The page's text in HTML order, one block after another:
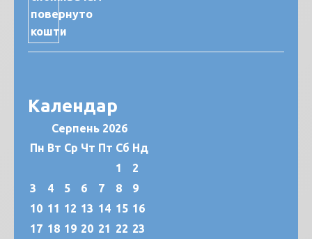
Календар
Серпень 2026
Пн Вт Ср Чт Пт Сб Нд
1
2
3
4 5 6 7 8
9
10 11 12 13 14 15 16
17 18 19 20 21 22 23